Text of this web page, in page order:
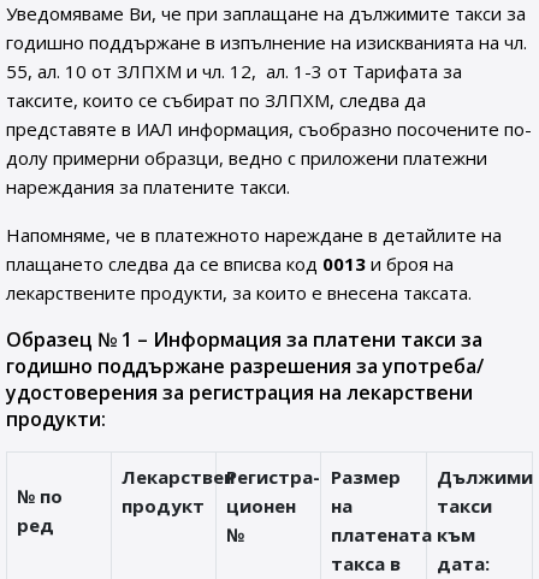
Уведомяваме Ви, че при заплащане на дължимите такси за
годишно поддържане в изпълнение на изискванията на чл.
55, ал. 10 от ЗЛПХМ и чл. 12, ал. 1-3 от Тарифата за
таксите, които се събират по ЗЛПХМ, следва да
представяте в ИАЛ информация, съобразно посочените по-
долу примерни образци, ведно с приложени платежни
нареждания за платените такси.
Напомняме, че в платежното нареждане в детайлите на
плащането следва да се вписва код 0013 и броя на
лекарствените продукти, за които е внесена таксата.
Образец № 1 – Информация за платени такси за
годишно поддържане разрешения за употреба/
удостоверения за регистрация на лекарствени
продукти:
№ по
ред
Лекарствен
продукт
Регистра-
ционен
№
Размер
на
платената
такса в
Дължими
такси
към
дата: